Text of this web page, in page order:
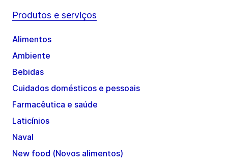
Produtos e serviços
Alimentos
Ambiente
Bebidas
Cuidados domésticos e pessoais
Farmacêutica e saúde
Laticínios
Naval
New food (Novos alimentos)